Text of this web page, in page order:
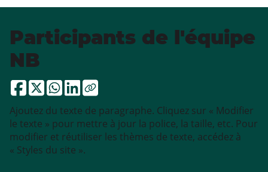
Participants de l'équipe
NB
Ajoutez du texte de paragraphe. Cliquez sur « Modifier
le texte » pour mettre à jour la police, la taille, etc. Pour
modifier et réutiliser les thèmes de texte, accédez à
« Styles du site ».